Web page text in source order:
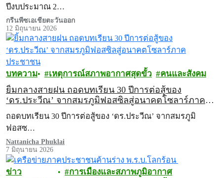
ปีงบประมาณ 2…
กรีนพีซเอเชียตะวันออก
12 มิถุนายน 2026
บทความ เหตุการณ์สภาพอากาศสุดขั้ว คนและสังคม
ยิ้มกลางสายฝน ถอดบทเรียน 30 ปีการต่อสู้ของ
‘ดร.ประวีณ’ จากสมรภูมิฟอสซิลสู่อนาคตโซลาร์ภาค
ประชาชน
ถอดบทเรียน 30 ปีการต่อสู้ของ ‘ดร.ประวีณ’ จากสมรภูมิ
ฟอสซ…
Nattanicha Phuklai
7 มิถุนายน 2026
ข่าว
การเมืองและสภาพภูมิอากาศ